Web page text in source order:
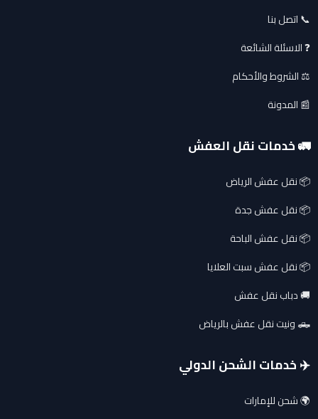
📞 اتصل بنا
❓ الاسئلة الشائعة
⚖️ الشروط والأحكام
📰 المدونة
🚛 خدمات نقل العفش
📦 نقل عفش الرياض
📦 نقل عفش جدة
📦 نقل عفش الباحة
📦 نقل عفش سبت العلايا
🚚 دباب نقل عفش
🛻 ونيت نقل عفش بالرياض
✈️ خدمات الشحن الدولي
🌍 شحن للإمارات